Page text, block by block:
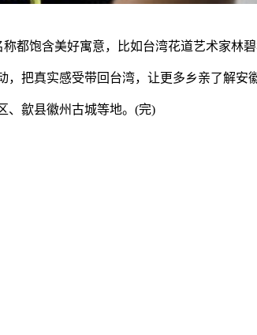
饱含美好寓意，比如台湾花道艺术家林碧
把真实感受带回台湾，让更多乡亲了解安徽
歙县徽州古城等地。(完)